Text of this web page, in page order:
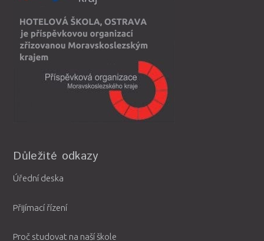
Důležité odkazy
Úřední deska
Přijímací řízení
Proč studovat na naší škole